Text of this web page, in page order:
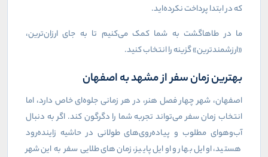
که در ابتدا پرداخت نکرده‌اید.
ما در طاهاگشت به شما کمک می‌کنیم تا به جای ارزان‌ترین،
«ارزشمندترین» گزینه را انتخاب کنید.
بهترین زمان سفر از مشهد به اصفهان
اصفهان، شهر چهار فصل هنر، در هر زمانی جلوه‌ای خاص دارد، اما
انتخاب زمان سفر می‌تواند تجربه شما را دگرگون کند. اگر به دنبال
آب‌وهوای مطلوب و پیاده‌روی‌های طولانی در حاشیه زاینده‌رود
هستید، اوایل بهار و اوایل پاییز، زمان‌های طلایی سفر به این شهر